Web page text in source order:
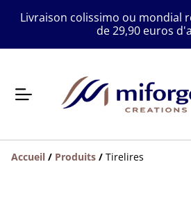
Livraison colissimo ou mondial
de 29,90 euros
Accueil / Produits / Tirelires